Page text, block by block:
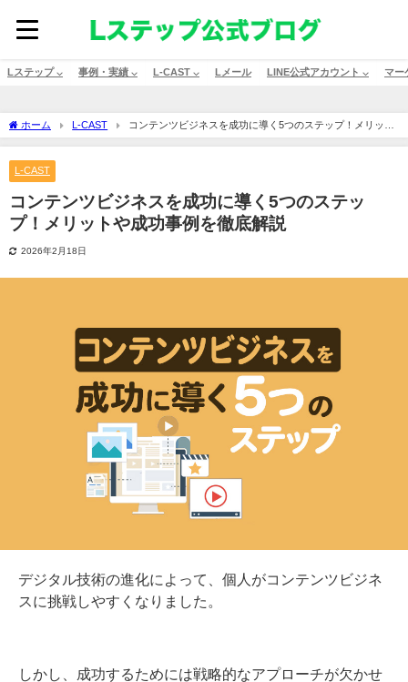
Lステップ ⌵ 事例・実績 ⌵ L-CAST ⌵ Lメール LINE公式アカウント ⌵ マー
ホーム L-CAST
コンテンツビジネスを成功に導く5つのステップ！メリット
や成功事例を徹底解説
L-CAST
コンテンツビジネスを成功に導く5つのステッ
プ！メリットや成功事例を徹底解説
2026年2月18日
デジタル技術の進化によって、個人がコンテンツビジネ
スに挑戦しやすくなりました。
しかし、成功するためには戦略的なアプローチが欠かせ